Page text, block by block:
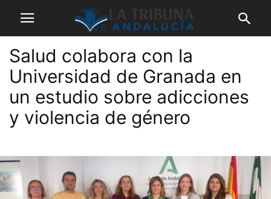
Salud colabora con la
Universidad de Granada en
un estudio sobre adicciones
y violencia de género